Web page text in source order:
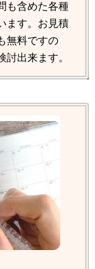
も含めた各種
ます。お見積
無料ですの
出来ます。